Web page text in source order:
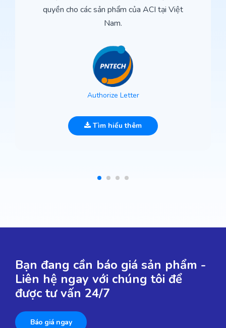
quyền cho các sản phẩm của ACI tại Việt
Nam.
Authorize Letter
Tìm hiểu thêm
Bạn đang cần báo giá sản phẩm -
Liên hệ ngay với chúng tôi để
được tư vấn 24/7
Báo giá ngay